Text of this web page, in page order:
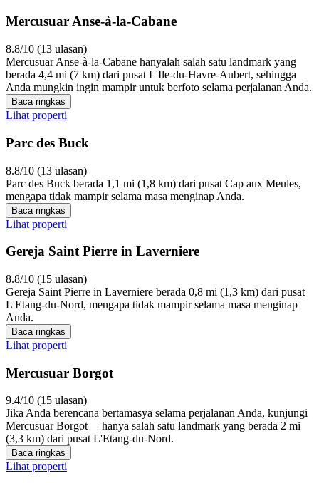
Mercusuar Anse-à-la-Cabane
8.8/10 (13 ulasan)
Mercusuar Anse-à-la-Cabane hanyalah salah satu landmark yang
berada 4,4 mi (7 km) dari pusat L'Ile-du-Havre-Aubert, sehingga
Anda mungkin ingin mampir untuk berfoto selama perjalanan Anda.
Baca ringkas
Lihat properti
Parc des Buck
8.8/10 (13 ulasan)
Parc des Buck berada 1,1 mi (1,8 km) dari pusat Cap aux Meules,
mengapa tidak mampir selama masa menginap Anda.
Baca ringkas
Lihat properti
Gereja Saint Pierre in Laverniere
8.8/10 (15 ulasan)
Gereja Saint Pierre in Laverniere berada 0,8 mi (1,3 km) dari pusat
L'Etang-du-Nord, mengapa tidak mampir selama masa menginap
Anda.
Baca ringkas
Lihat properti
Mercusuar Borgot
9.4/10 (15 ulasan)
Jika Anda berencana bertamasya selama perjalanan Anda, kunjungi
Mercusuar Borgot— hanya salah satu landmark yang berada 2 mi
(3,3 km) dari pusat L'Etang-du-Nord.
Baca ringkas
Lihat properti